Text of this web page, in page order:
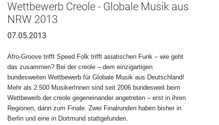
Wettbewerb Creole - Globale Musik aus
NRW 2013
07.05.2013
Afro-Groove trifft Speed Folk trifft asiatischen Funk – wie geht
das zusammen? Bei der creole – dem einzigartigen
bundesweiten Wettbewerb für Globale Musik aus Deutsch­land!
Mehr als 2.500 MusikerInnen sind seit 2006 bundesweit beim
Wettbe­werb der creole gegeneinander angetreten – erst in ihren
Regionen, dann zum Finale. Zwei Finalrunden haben bisher in
Berlin und eine in Dortmund stattgefunden.